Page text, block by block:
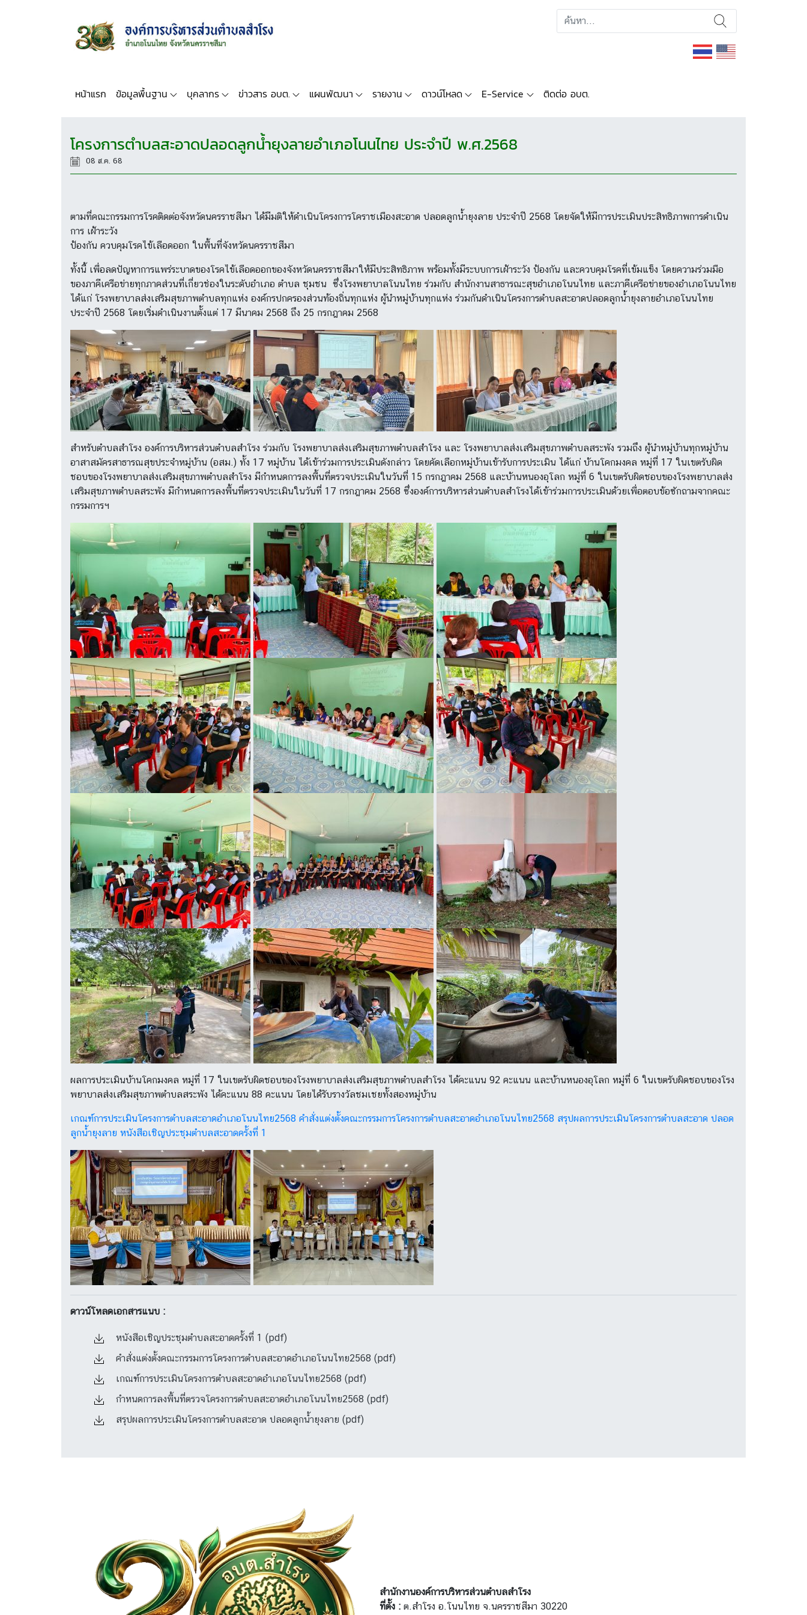
หน้าแรก ข้อมูลพื้นฐาน บุคลากร ข่าวสาร อบต. แผนพัฒนา รายงาน ดาวน์โหลด E-Service ติดต่อ อบต.
โครงการตำบลสะอาดปลอดลูกน้ำยุงลายอำเภอโนนไทย ประจำปี พ.ศ.2568
08 ส.ค. 68
ตามที่คณะกรรมการโรคติดต่อจังหวัดนครราชสีมา ได้มีมติให้ดำเนินโครงการโคราชเมืองสะอาด ปลอดลูกน้ำยุงลาย ประจำปี 2568 โดยจัดให้มีการประเมินประสิทธิภาพการดำเนิน
การ เฝ้าระวัง
ป้องกัน ควบคุมโรคไข้เลือดออก ในพื้นที่จังหวัดนครราชสีมา
ทั้งนี้ เพื่อลดปัญหาการแพร่ระบาดของโรคไข้เลือดออกของจังหวัดนครราชสีมาให้มีประสิทธิภาพ พร้อมทั้งมีระบบการเฝ้าระวัง ป้องกัน และควบคุมโรคที่เข้มแข็ง โดยความร่วมมือ
ของภาคีเครือข่ายทุกภาคส่วนที่เกี่ยวช่องในระดับอำเภอ ตำบล ชุมชน ซึ่งโรงพยาบาลโนนไทย ร่วมกับ สำนักงานสาธารณะสุขอำเภอโนนไทย และภาคีเครือข่ายของอำเภอโนนไทย
ได้แก่ โรงพยาบาลส่งเสริมสุขภาพตำบลทุกแห่ง องค์กรปกครองส่วนท้องถิ่นทุกแห่ง ผู้นำหมู่บ้านทุกแห่ง ร่วมกันดำเนินโครงการตำบลสะอาดปลอดลูกน้ำยุงลายอำเภอโนนไทย
ประจำปี 2568 โดยเริ่มดำเนินงานตั้งแต่ 17 มีนาคม 2568 ถึง 25 กรกฎาคม 2568
สำหรับตำบลสำโรง องค์การบริหารส่วนตำบลสำโรง ร่วมกับ โรงพยาบาลส่งเสริมสุขภาพตำบลสำโรง และ โรงพยาบาลส่งเสริมสุขภาพตำบลสระพัง รวมถึง ผู้นำหมู่บ้านทุกหมู่บ้าน
อาสาสมัครสาธารณสุขประจำหมู่บ้าน (อสม.) ทั้ง 17 หมู่บ้าน ได้เข้าร่วมการประเมินดังกล่าว โดยคัดเลือกหมู่บ้านเข้ารับการประเมิน ได้แก่ บ้านโคกมงคล หมู่ที่ 17 ในเขตรับผิด
ชอบของโรงพยาบาลส่งเสริมสุขภาพตำบลสำโรง มีกำหนดการลงพื้นที่ตรวจประเมินในวันที่ 15 กรกฎาคม 2568 และบ้านหนองอุโลก หมู่ที่ 6 ในเขตรับผิดชอบของโรงพยาบาลส่ง
เสริมสุขภาพตำบลสระพัง มีกำหนดการลงพื้นที่ตรวจประเมินในวันที่ 17 กรกฎาคม 2568 ซึ่งองค์การบริหารส่วนตำบลสำโรงได้เข้าร่วมการประเมินด้วยเพื่อตอบข้อซักถามจากคณะ
กรรมการฯ
ผลการประเมินบ้านโคกมงคล หมู่ที่ 17 ในเขตรับผิดชอบของโรงพยาบาลส่งเสริมสุขภาพตำบลสำโรง ได้คะแนน 92 คะแนน และบ้านหนองอุโลก หมู่ที่ 6 ในเขตรับผิดชอบของโรง
พยาบาลส่งเสริมสุขภาพตำบลสระพัง ได้คะแนน 88 คะแนน โดยได้รับรางวัลชมเชยทั้งสองหมู่บ้าน
เกณฑ์การประเมินโครงการตำบลสะอาดอำเภอโนนไทย2568 คำสั่งแต่งตั้งคณะกรรมการโครงการตำบลสะอาดอำเภอโนนไทย2568 สรุปผลการประเมินโครงการตำบลสะอาด ปลอด
ลูกน้ำยุงลาย หนังสือเชิญประชุมตำบลสะอาดครั้งที่ 1
ดาวน์โหลดเอกสารแนบ :
หนังสือเชิญประชุมตำบลสะอาดครั้งที่ 1 (pdf)
คำสั่งแต่งตั้งคณะกรรมการโครงการตำบลสะอาดอำเภอโนนไทย2568 (pdf)
เกณฑ์การประเมินโครงการตำบลสะอาดอำเภอโนนไทย2568 (pdf)
กำหนดการลงพื้นที่ตรวจโครงการตำบลสะอาดอำเภอโนนไทย2568 (pdf)
สรุปผลการประเมินโครงการตำบลสะอาด ปลอดลูกน้ำยุงลาย (pdf)
สำนักงานองค์การบริหารส่วนตำบลสำโรง
ที่ตั้ง : ต.สำโรง อ.โนนไทย จ.นครราชสีมา 30220